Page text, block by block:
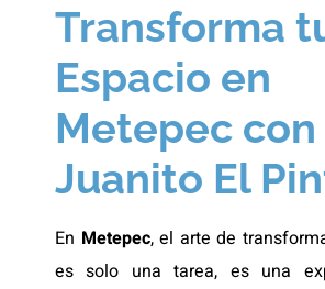
Transforma
Espacio en
Metepec con
Juanito El
En Metepec, el arte de
es solo una tarea, es una